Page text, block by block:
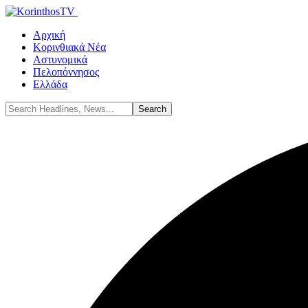
Αρχική
Κορινθιακά Νέα
Αστυνομικά
Πελοπόννησος
Ελλάδα